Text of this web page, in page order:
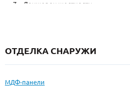
Лонжерон жесткости
ОТДЕЛКА СНАРУЖИ
МДФ-панели